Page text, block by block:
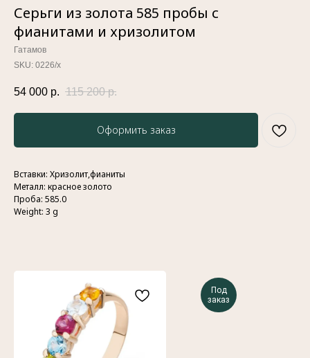
Серьги из золота 585 пробы с
фианитами и хризолитом
Гатамов
SKU: 0226/х
54 000 р. 115 200 р.
Оформить заказ
Вставки: Хризолит,фианиты
Металл: красное золото
Проба: 585.0
Weight: 3 g
Под
заказ